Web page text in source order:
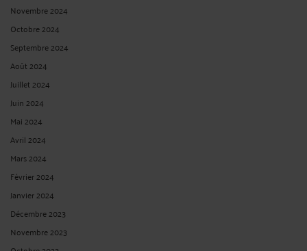
Novembre 2024
Octobre 2024
Septembre 2024
Août 2024
Juillet 2024
Juin 2024
Mai 2024
Avril 2024
Mars 2024
Février 2024
Janvier 2024
Décembre 2023
Novembre 2023